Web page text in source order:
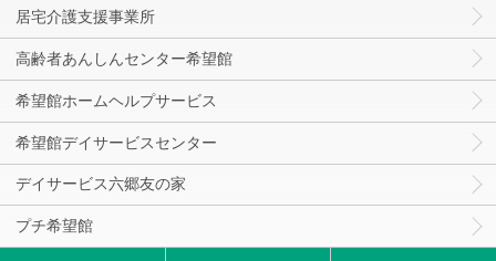
居宅介護支援事業所
高齢者あんしんセンター希望館
希望館ホームヘルプサービス
希望館デイサービスセンター
デイサービス六郷友の家
プチ希望館